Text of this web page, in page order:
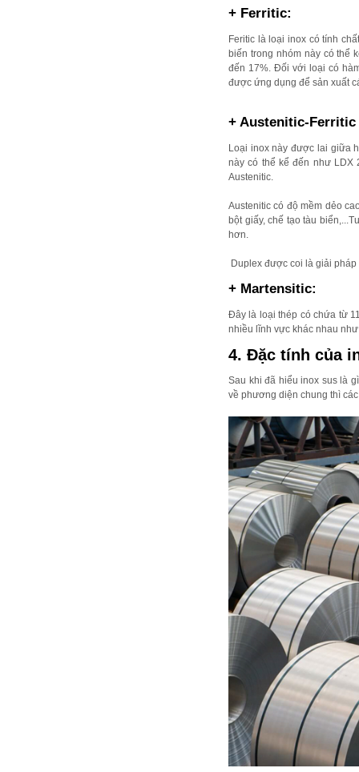
+ Ferritic:
Feritic là loại inox có tính
biến trong nhóm này có thể
đến 17%. Đối với loại có
được ứng dụng để sản xuất
+ Austenitic-Ferritic
Loại inox này được lai giữa
này có thể kể đến như LDX
Austenitic.
Austenitic có độ mềm dẻo
bột giấy, chế tạo tàu
hơn.
Duplex được coi là giải
+ Martensitic:
Đây là loại thép có chứa từ
nhiều lĩnh vực khác nhau
4. Đặc tính của
Sau khi đã hiểu inox sus là
về phương diện chung thì